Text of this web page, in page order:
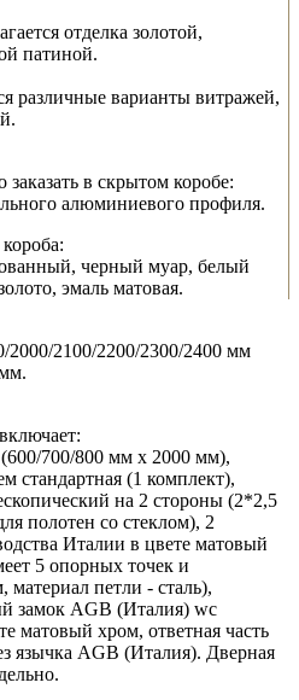
отделка золотой,
патиной.
различные варианты витражей,
в скрытом коробе:
алюминиевого профиля.
черный муар, белый
эмаль матовая.
2000/2100/2200/2300/2400 мм
700/800 мм х 2000 мм),
стандартная (1 комплект),
на 2 стороны (2*2,5
полотен со стеклом), 2
Италии в цвете матовый
5 опорных точек и
материал петли - сталь),
замок AGB (Италия) wc
матовый хром, ответная часть
язычка AGB (Италия). Дверная